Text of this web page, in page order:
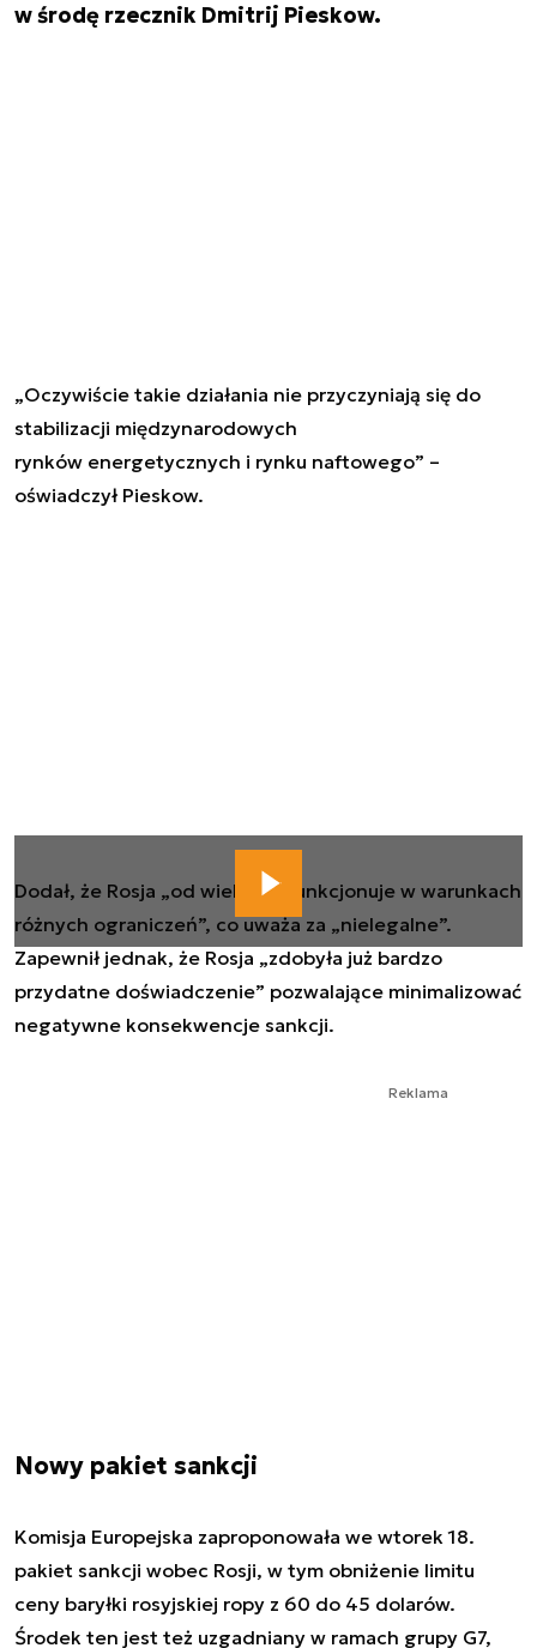
w środę rzecznik Dmitrij Pieskow.
„Oczywiście takie działania nie przyczyniają się do
stabilizacji międzynarodowych
rynków energetycznych i rynku naftowego” –
oświadczył Pieskow.
Dodał, że Rosja „od wielu dni funkcjonuje w warunkach
różnych ograniczeń”, co uważa za „nielegalne”.
Zapewnił jednak, że Rosja „zdobyła już bardzo
przydatne doświadczenie” pozwalające minimalizować
negatywne konsekwencje sankcji.
Reklama
Nowy pakiet sankcji
Komisja Europejska zaproponowała we wtorek 18.
pakiet sankcji wobec Rosji, w tym obniżenie limitu
ceny baryłki rosyjskiej ropy z 60 do 45 dolarów.
Środek ten jest też uzgadniany w ramach grupy G7,